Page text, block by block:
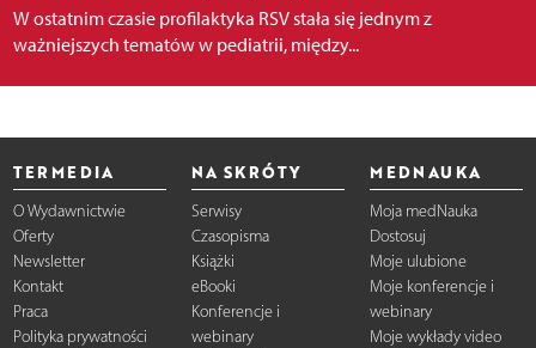
W ostatnim czasie profilaktyka RSV stała się jednym z
ważniejszych tematów w pediatrii, między...
TERMEDIA
O Wydawnictwie
Oferty
Newsletter
Kontakt
Praca
Polityka prywatności
NA SKRÓTY
Serwisy
Czasopisma
Książki
eBooki
Konferencje i
webinary
MEDNAUKA
Moja medNauka
Dostosuj
Moje ulubione
Moje konferencje i
webinary
Moje wykłady video